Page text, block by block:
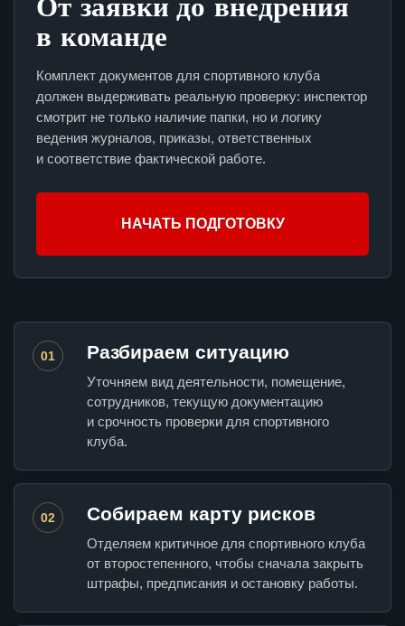
в команде
Комплект документов для спортивного клуба
должен выдерживать реальную проверку: инспектор
смотрит не только наличие папки, но и логику
ведения журналов, приказы, ответственных
и соответствие фактической работе.
НАЧАТЬ ПОДГОТОВКУ
01 Разбираем ситуацию
Уточняем вид деятельности, помещение,
сотрудников, текущую документацию
и срочность проверки для спортивного
клуба.
02 Собираем карту рисков
Отделяем критичное для спортивного клуба
от второстепенного, чтобы сначала закрыть
штрафы, предписания и остановку работы.